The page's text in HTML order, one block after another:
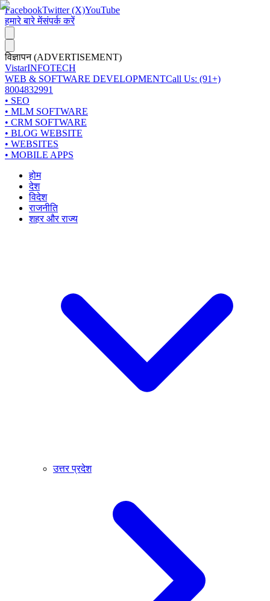
FacebookTwitter (X)YouTube
हमारे बारे मेंसंपर्क करें
विज्ञापन (ADVERTISEMENT)
VistarINFOTECH
WEB & SOFTWARE DEVELOPMENTCall Us: (91+)
8004832991
• SEO
• MLM SOFTWARE
• CRM SOFTWARE
• BLOG WEBSITE
• WEBSITES
• MOBILE APPS
होम
देश
विदेश
राजनीति
शहर और राज्य
उत्तर प्रदेश